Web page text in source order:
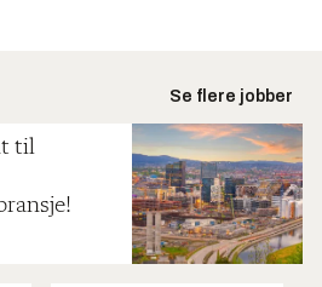
Se flere jobber
til